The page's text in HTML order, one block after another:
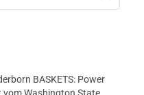
BASKETS: Power